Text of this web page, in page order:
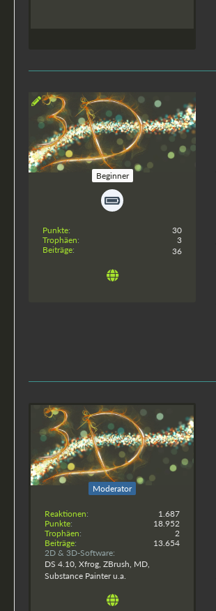
rendervision
Beginner
Punkte
30
Trophäen
3
Beiträge
36
esha
Moderator
Reaktionen
1.687
Punkte
18.952
Trophäen
2
Beiträge
13.654
2D & 3D-Software
DS 4.10, Xfrog, ZBrush, MD,
Substance Painter u.a.